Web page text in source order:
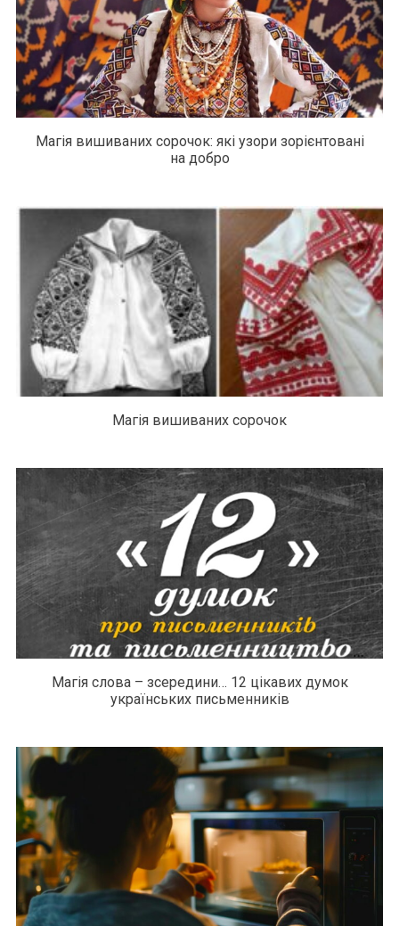
Магія вишиваних сорочок: які узори зорієнтовані
на добро
Магія вишиваних сорочок
Магія слова – зсередини… 12 цікавих думок
українських письменників